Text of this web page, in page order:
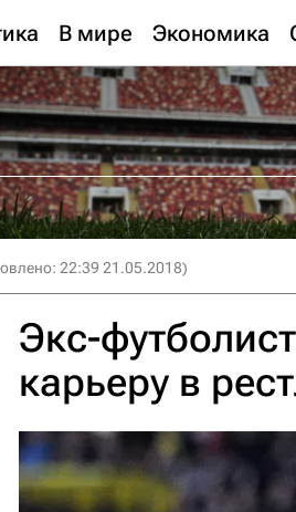
В мире Экономика
22:39 21.05.2018)
Экс-
карьеру в